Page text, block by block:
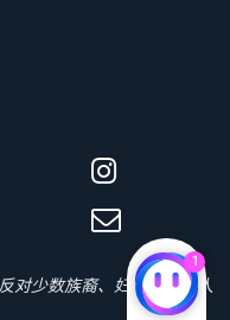
反对少数族裔、妇女、残疾人
1